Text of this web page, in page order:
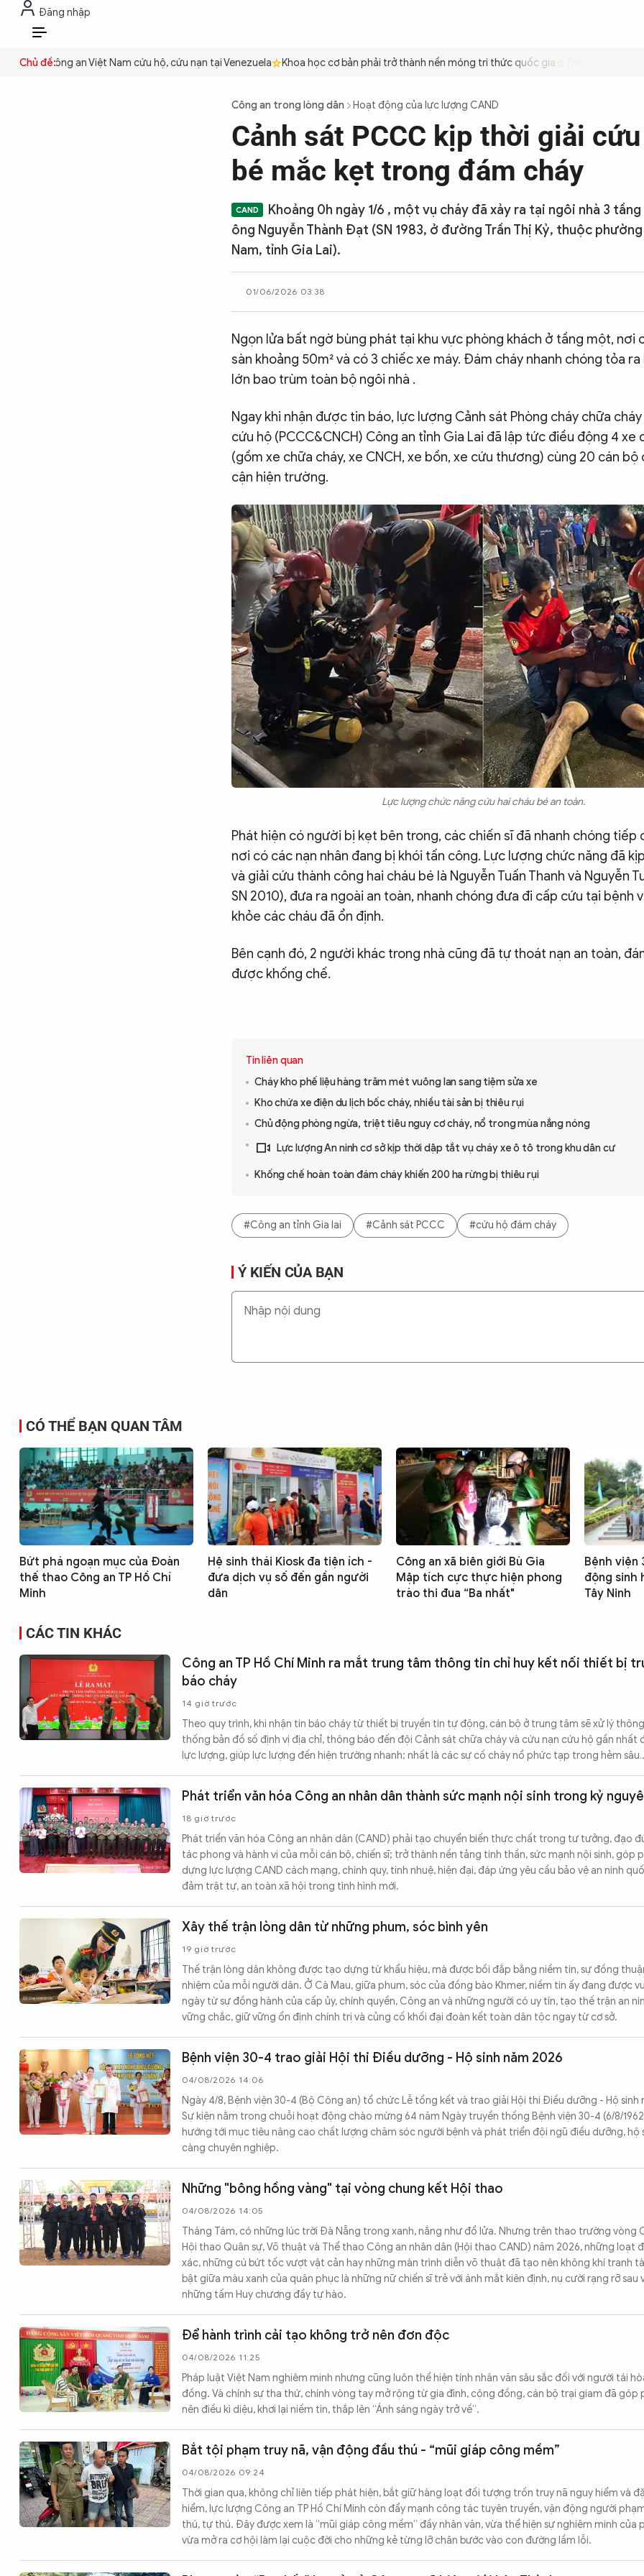
Đăng nhập
VI
Chủ đề:
Công an Việt Nam cứu hộ, cứu nạn tại Venezuela Khoa học cơ bản phải trở thành nền móng tri thức quốc gia Triệt để tiết kiệm
Công an trong lòng dân Hoạt động của lực lượng CAND
Cảnh sát PCCC kịp thời giải
bé mắc kẹt trong đám cháy
Khoảng 0h ngày 1/6 , một vụ cháy đã xảy ra tại ngôi nhà 3
ông Nguyễn Thành Đạt (SN 1983, ở đường Trần Thị Kỷ, thuộc
Nam, tỉnh Gia Lai).
01/06/2026 03:38
Ngọn lửa bất ngờ bùng phát tại khu vực phòng khách ở tầng một, nơi
sàn khoảng 50m² và có 3 chiếc xe máy. Đám cháy nhanh chóng tỏa
lớn bao trùm toàn bộ ngôi nhà .
Ngay khi nhận được tin báo, lực lượng Cảnh sát Phòng cháy chữa cháy
cứu hộ (PCCC&CNCH) Công an tỉnh Gia Lai đã lập tức điều động 4 xe
(gồm xe chữa cháy, xe CNCH, xe bồn, xe cứu thương) cùng 20 cán bộ
cận hiện trường.
Lực lượng chức năng cứu hai cháu bé an toàn.
Phát hiện có người bị kẹt bên trong, các chiến sĩ đã nhanh chóng tiếp
nơi có các nạn nhân đang bị khói tấn công. Lực lượng chức năng đã
và giải cứu thành công hai cháu bé là Nguyễn Tuấn Thanh và Nguyễn
SN 2010), đưa ra ngoài an toàn, nhanh chóng đưa đi cấp cứu tại bệnh
khỏe các cháu đã ổn định.
Bên cạnh đó, 2 người khác trong nhà cũng đã tự thoát nạn an toàn,
được khống chế.
Tin liên quan
Cháy kho phế liệu hàng trăm mét vuông lan sang tiệm sửa xe
Kho chứa xe điện du lịch bốc cháy, nhiều tài sản bị thiêu rụi
Chủ động phòng ngừa, triệt tiêu nguy cơ cháy, nổ trong mùa nắng nóng
Lực lượng An ninh cơ sở kịp thời dập tắt vụ cháy xe ô tô trong khu dân cư
Khống chế hoàn toàn đám cháy khiến 200 ha rừng bị thiêu rụi
#Công an tỉnh Gia lai #Cảnh sát PCCC #cứu hộ đám cháy
Ý KIẾN CỦA BẠN
CÓ THỂ BẠN QUAN TÂM
Bứt phá ngoạn mục của Đoàn
thế thao Công an TP Hồ Chí
Minh
Hệ sinh thái Kiosk đa tiện ích -
đưa dịch vụ số đến gần người
dân
Công an xã biên giới Bù Gia
Mập tích cực thực hiện phong
trào thi đua “Ba nhất"
Bệnh
động sinh
Tây Ninh
CÁC TIN KHÁC
Công an TP Hồ Chí Minh ra mắt trung tâm thông tin chỉ huy kết nối thiết bị
báo cháy
14 giờ trước
Theo quy trình, khi nhận tin báo cháy từ thiết bị truyền tin tự động, cán bộ ở trung tâm sẽ xử lý
thống bản đồ số định vị địa chỉ, thông báo đến đội Cảnh sát chữa cháy và cứu nạn cứu hộ gần nhất
lực lượng, giúp lực lượng đến hiện trường nhanh; nhất là các sự cố cháy nổ phức tạp trong hẻm
Phát triển văn hóa Công an nhân dân thành sức mạnh nội sinh trong kỷ
18 giờ trước
Phát triển văn hóa Công an nhân dân (CAND) phải tạo chuyển biến thực chất trong tư tưởng, đạo
tác phong và hành vi của mỗi cán bộ, chiến sĩ; trở thành nền tảng tinh thần, sức mạnh nội sinh, góp
dựng lực lượng CAND cách mạng, chính quy, tinh nhuệ, hiện đại, đáp ứng yêu cầu bảo vệ an ninh
đảm trật tự, an toàn xã hội trong tình hình mới.
Xây thế trận lòng dân từ những phum, sóc bình yên
19 giờ trước
Thế trận lòng dân không được tạo dựng từ khẩu hiệu, mà được bồi đắp bằng niềm tin, sự đồng
nhiệm của mỗi người dân. Ở Cà Mau, giữa phum, sóc của đồng bào Khmer, niềm tin ấy đang được
ngày từ sự đồng hành của cấp ủy, chính quyền, Công an và những người có uy tín, tạo thế trận an
vững chắc, giữ vững ổn định chính trị và củng cố khối đại đoàn kết toàn dân tộc ngay từ cơ sở.
Bệnh viện 30-4 trao giải Hội thi Điều dưỡng - Hộ sinh năm 2026
04/08/2026 14:06
Ngày 4/8, Bệnh viện 30-4 (Bộ Công an) tổ chức Lễ tổng kết và trao giải Hội thi Điều dưỡng - Hộ sinh
Sự kiện nằm trong chuỗi hoạt động chào mừng 64 năm Ngày truyền thống Bệnh viện 30-4 (6/8/
hướng tới mục tiêu nâng cao chất lượng chăm sóc người bệnh và phát triển đội ngũ điều dưỡng, hộ
càng chuyên nghiệp.
Những "bông hồng vàng" tại vòng chung kết Hội thao
04/08/2026 14:05
Tháng Tám, có những lúc trời Đà Nẵng trong xanh, nắng như đổ lửa. Nhưng trên thao trường vòng
Hội thao Quân sự, Võ thuật và Thể thao Công an nhân dân (Hội thao CAND) năm 2026, những loạt
xác, những cú bứt tốc vượt vật cản hay những màn trình diễn võ thuật đã tạo nên không khí tranh
bật giữa màu xanh của quân phục là những nữ chiến sĩ trẻ với ánh mắt kiên định, nụ cười rạng rỡ sau
những tấm Huy chương đầy tự hào.
Để hành trình cải tạo không trở nên đơn độc
04/08/2026 11:25
Pháp luật Việt Nam nghiêm minh nhưng cũng luôn thể hiện tính nhân văn sâu sắc đối với người tái
đồng. Và chính sự tha thứ, chính vòng tay mở rộng từ gia đình, cộng đồng, cán bộ trại giam đã góp
nên điều kì diệu, khơi lại niềm tin, thắp lên “Ánh sáng ngày trở về”.
Bắt tội phạm truy nã, vận động đầu thú - “mũi giáp công mềm”
04/08/2026 09:24
Thời gian qua, không chỉ liên tiếp phát hiện, bắt giữ hàng loạt đối tượng trốn truy nã nguy hiểm và
hiểm, lực lượng Công an TP Hồ Chí Minh còn đẩy mạnh công tác tuyên truyền, vận động người
thú, tự thú. Đây được xem là “mũi giáp công mềm” đầy nhân văn, vừa thể hiện sự nghiêm minh của
vừa mở ra cơ hội làm lại cuộc đời cho những kẻ từng lỡ chân bước vào con đường lầm lỗi.